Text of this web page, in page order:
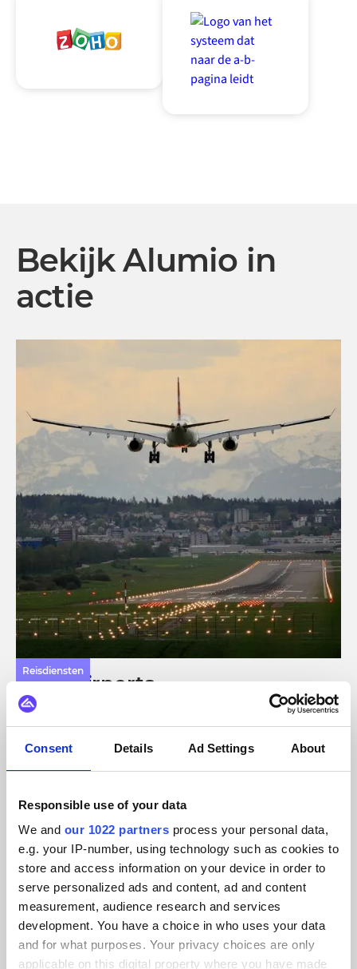
Consent Details Ad Settings About
Responsible use of your data
We and our 1022 partners process your personal data,
e.g. your IP-number, using technology such as cookies to
store and access information on your device in order to
serve personalized ads and content, ad and content
measurement, audience research and services
development. You have a choice in who uses your data
and for what purposes. Your privacy choices are only
applicable on this digital property where you have made
Bekijk Alumio in
actie
Reisdiensten
Vinci Airports
Reisdiensten voor Vinci Airports naadloos integreren met e-
Plaatmateriaal
Leeuwerik
De logistiek van Leeuwerik verbinden met e-commerce.
Kleding en accessoires
Van Tilburg